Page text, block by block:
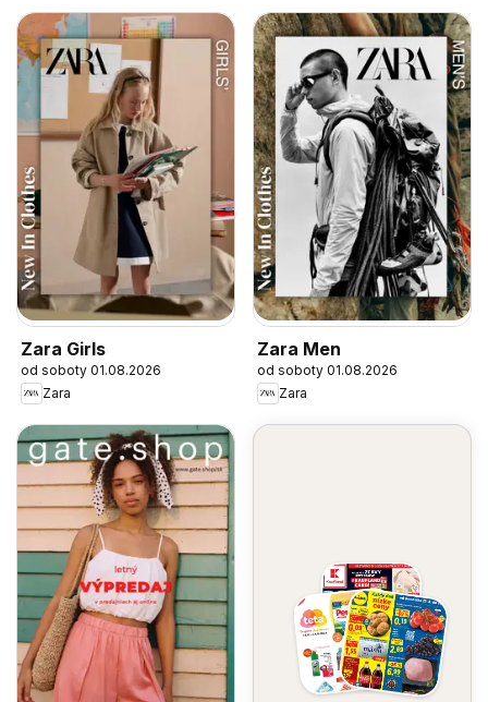
Zara Girls
od soboty 01.08.2026
Zara
Zara Men
od soboty 01.08.2026
Zara